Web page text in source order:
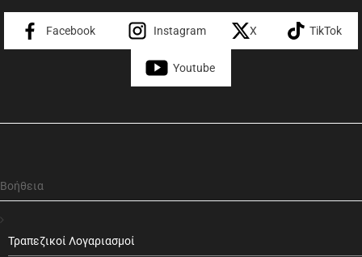
Facebook Instagram X TikTok
Youtube
Βοήθεια
Τραπεζικοί Λογαριασμοί